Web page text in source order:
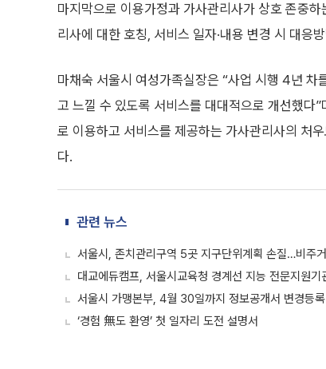
마지막으로 이용가정과 가사관리사가 상호 존중
리사에 대한 호칭, 서비스 일자·내용 변경 시 대응
마채숙 서울시 여성가족실장은 “사업 시행 4년
고 느낄 수 있도록 서비스를 대대적으로 개선했다
로 이용하고 서비스를 제공하는 가사관리사의 처
다.
관련 뉴스
서울시, 존치관리구역 5곳 지구단위계획 손질…비주
대교에듀캠프, 서울시교육청 경계선 지능 전문지원
서울시 가맹본부, 4월 30일까지 정보공개서 변경등
‘경험 無도 환영’ 첫 일자리 도전 설명서